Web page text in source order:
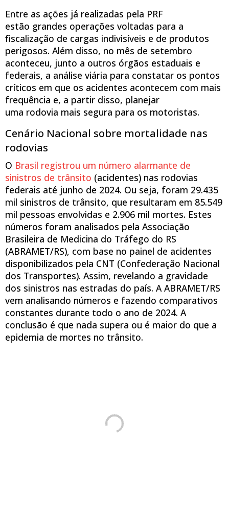
Entre as ações já realizadas pela PRF
estão grandes operações voltadas para a
fiscalização de cargas indivisíveis e de produtos
perigosos. Além disso, no mês de setembro
aconteceu, junto a outros órgãos estaduais e
federais, a análise viária para constatar os pontos
críticos em que os acidentes acontecem com mais
frequência e, a partir disso, planejar
uma rodovia mais segura para os motoristas.
Cenário Nacional sobre mortalidade nas
rodovias
O Brasil registrou um número alarmante de
sinistros de trânsito (acidentes) nas rodovias
federais até junho de 2024. Ou seja, foram 29.435
mil sinistros de trânsito, que resultaram em 85.549
mil pessoas envolvidas e 2.906 mil mortes. Estes
números foram analisados pela Associação
Brasileira de Medicina do Tráfego do RS
(ABRAMET/RS), com base no painel de acidentes
disponibilizados pela CNT (Confederação Nacional
dos Transportes). Assim, revelando a gravidade
dos sinistros nas estradas do país. A ABRAMET/RS
vem analisando números e fazendo comparativos
constantes durante todo o ano de 2024. A
conclusão é que nada supera ou é maior do que a
epidemia de mortes no trânsito.